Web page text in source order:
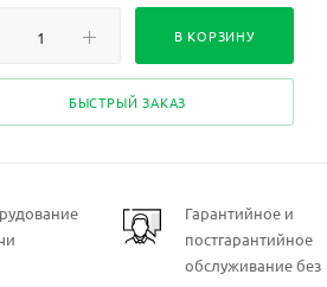
В КОРЗИНУ
БЫСТРЫЙ ЗАКАЗ
Гарантийное и
постгарантийное
обслуживание без